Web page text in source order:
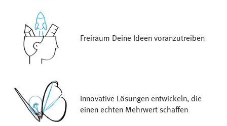
Freiraum Deine Ideen voranzutreiben
Innovative Lösungen entwickeln, die
einen echten Mehrwert schaffen